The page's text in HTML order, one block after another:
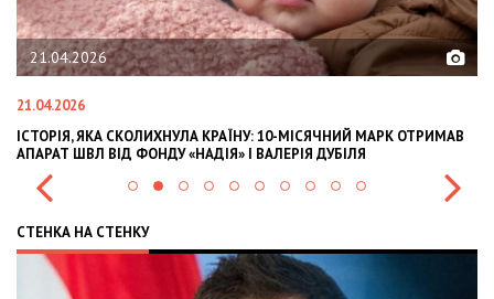
10-МІСЯЧНИЙ МАРК ОТРИМАВ
І ВАЛЕРІЯ ДУБІЛЯ
02.02.2026
OLEKSII ABASOV: HOW UKRAINIAN
INTERNATIONAL INVESTMENTS
СТЕНКА НА СТЕНКУ